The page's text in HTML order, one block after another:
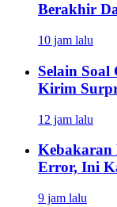
Berakhir
10 jam lalu
Selain
Kirim
12 jam lalu
Kebakaran
Error, Ini
9 jam lalu